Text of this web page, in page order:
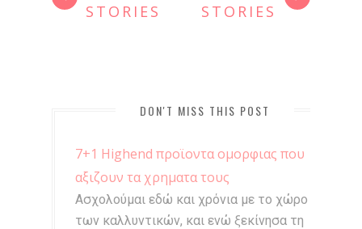
STORIES STORIES
DON'T MISS THIS POST
7+1 Highend προϊοντα ομορφιας που
αξιζουν τα χρηματα τους
Ασχολούμαι εδώ και χρόνια με το χώρο
των καλλυντικών, και ενώ ξεκίνησα τη